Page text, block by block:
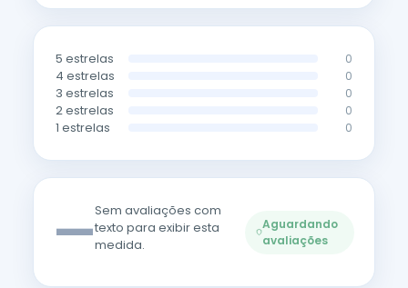
5 estrelas 0
4 estrelas 0
3 estrelas 0
2 estrelas 0
1 estrelas 0
—Sem avaliações com
texto para exibir esta
medida.
Aguardando
avaliações